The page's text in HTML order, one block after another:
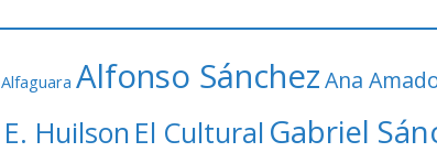
Alfaguara Alfonso SánchezAna
E. Huilson El Cultural Gabriel